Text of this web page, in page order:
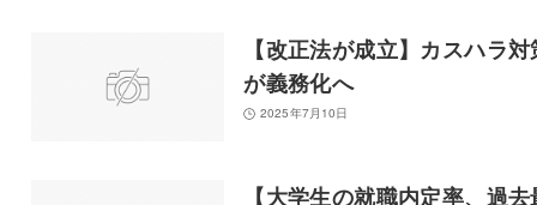
【改正法が成立】カスハラ対
が義務化へ
2025年7月10日
【大学生の就職内定率、過去